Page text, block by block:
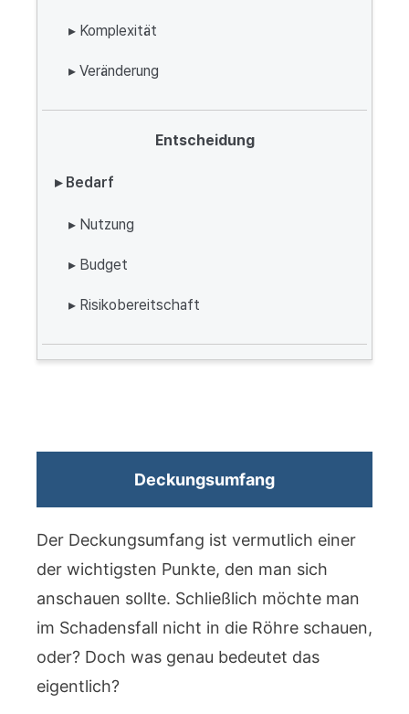
▸ Komplexität
▸ Veränderung
Entscheidung
▸ Bedarf
▸ Nutzung
▸ Budget
▸ Risikobereitschaft
Deckungsumfang
Der Deckungsumfang ist vermutlich einer
der wichtigsten Punkte, den man sich
anschauen sollte. Schließlich möchte man
im Schadensfall nicht in die Röhre schauen,
oder? Doch was genau bedeutet das
eigentlich?